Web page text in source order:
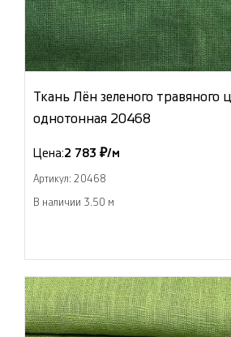
Ткань Лён зеленого травяного
однотонная 20468
Цена:2 783 ₽/м
Артикул: 20468
В наличии 3.50 м